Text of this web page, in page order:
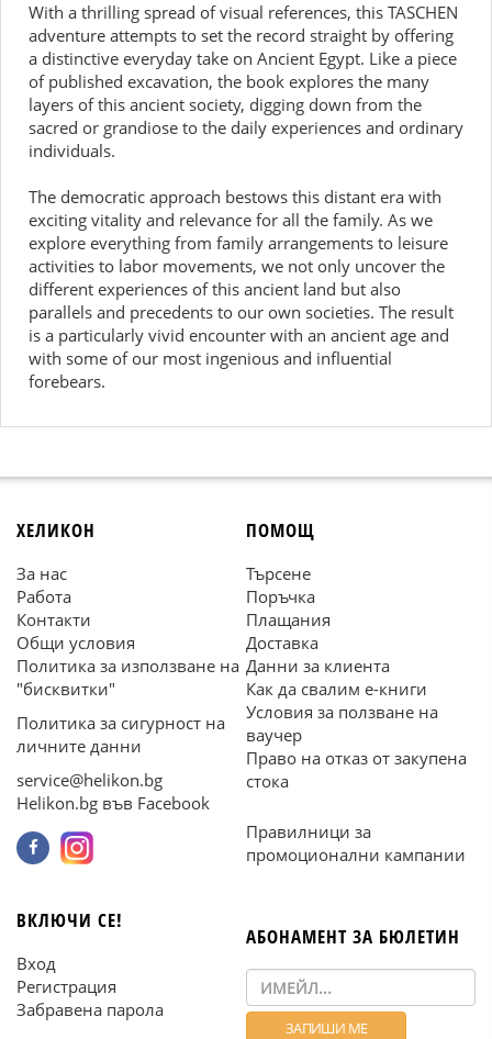
With a thrilling spread of visual references, this TASCHEN
adventure attempts to set the record straight by offering
a distinctive everyday take on Ancient Egypt. Like a piece
of published excavation, the book explores the many
layers of this ancient society, digging down from the
sacred or grandiose to the daily experiences and ordinary
individuals.
The democratic approach bestows this distant era with
exciting vitality and relevance for all the family. As we
explore everything from family arrangements to leisure
activities to labor movements, we not only uncover the
different experiences of this ancient land but also
parallels and precedents to our own societies. The result
is a particularly vivid encounter with an ancient age and
with some of our most ingenious and influential
forebears.
ХЕЛИКОН
За нас
Работа
Контакти
Общи условия
Политика за използване на
"бисквитки"
Политика за сигурност на
личните данни
service@helikon.bg
Helikon.bg във Facebook
ПОМОЩ
Търсене
Поръчка
Плащания
Доставка
Данни за клиента
Как да свалим е-книги
Условия за ползване на
ваучер
Право на отказ от закупена
стока
Правилници за
промоционални кампании
ВКЛЮЧИ СЕ!
Вход
Регистрация
Забравена парола
АБОНАМЕНТ ЗА БЮЛЕТИН